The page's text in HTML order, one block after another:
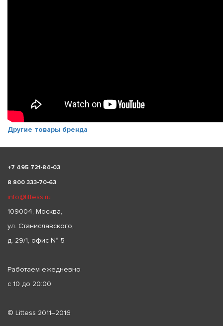
Другие товары бренда
+7 495 721-84-03
8 800 333-70-63
info@littess.ru
109004, Москва,
ул. Станиславского,
д. 29/1, офис № 5
Работаем ежедневно
с 10 до 20:00
© Littess 2011–2016